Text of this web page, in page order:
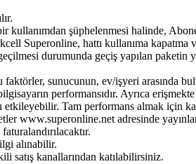
şüphelenmesi halinde,
Superonline, hattı kullanıma kapatma
durumunda geçiş yapılan
sunucunun, ev/işyeri arasında
performansıdır. Ayrıca
etkileyebilir. Tam performans almak için
www.superonline.net adresinde
alınabilir.
kanallarından katılabilirsiniz.